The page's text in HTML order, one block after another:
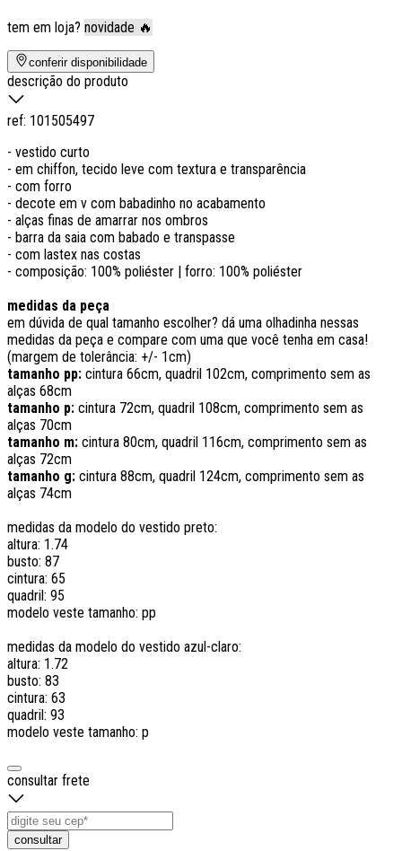
tem em loja? novidade 🔥
conferir disponibilidade
descrição do produto
ref: 101505497
- vestido curto
- em chiffon, tecido leve com textura e transparência
- com forro
- decote em v com babadinho no acabamento
- alças finas de amarrar nos ombros
- barra da saia com babado e transpasse
- com lastex nas costas
- composição: 100% poliéster | forro: 100% poliéster
medidas da peça
em dúvida de qual tamanho escolher? dá uma olhadinha nessas
medidas da peça e compare com uma que você tenha em casa!
(margem de tolerância: +/- 1cm)
tamanho pp: cintura 66cm, quadril 102cm, comprimento sem as
alças 68cm
tamanho p: cintura 72cm, quadril 108cm, comprimento sem as
alças 70cm
tamanho m: cintura 80cm, quadril 116cm, comprimento sem as
alças 72cm
tamanho g: cintura 88cm, quadril 124cm, comprimento sem as
alças 74cm
medidas da modelo do vestido preto:
altura: 1.74
busto: 87
cintura: 65
quadril: 95
modelo veste tamanho: pp
medidas da modelo do vestido azul-claro:
altura: 1.72
busto: 83
cintura: 63
quadril: 93
modelo veste tamanho: p
consultar frete
consultar